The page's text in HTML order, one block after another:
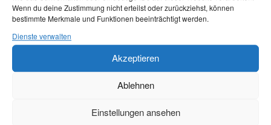
Wenn du deine Zustimmung nicht erteilst oder zurückziehst, können
bestimmte Merkmale und Funktionen beeinträchtigt werden.
Dienste verwalten
Akzeptieren
Ablehnen
Einstellungen ansehen
Älter werden
Kategorien
Kategorien
Top-Beiträge und Top-Seiten